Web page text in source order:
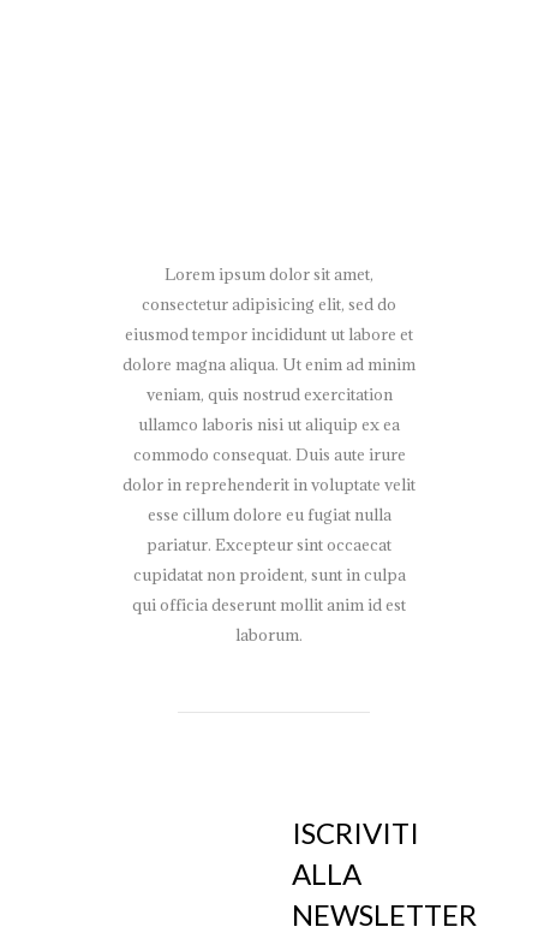
Lorem ipsum dolor sit amet,
consectetur adipisicing elit, sed do
eiusmod tempor incididunt ut labore et
dolore magna aliqua. Ut enim ad minim
veniam, quis nostrud exercitation
ullamco laboris nisi ut aliquip ex ea
commodo consequat. Duis aute irure
dolor in reprehenderit in voluptate velit
esse cillum dolore eu fugiat nulla
pariatur. Excepteur sint occaecat
cupidatat non proident, sunt in culpa
qui officia deserunt mollit anim id est
laborum.
ISCRIVITI
ALLA
NEWSLETTER